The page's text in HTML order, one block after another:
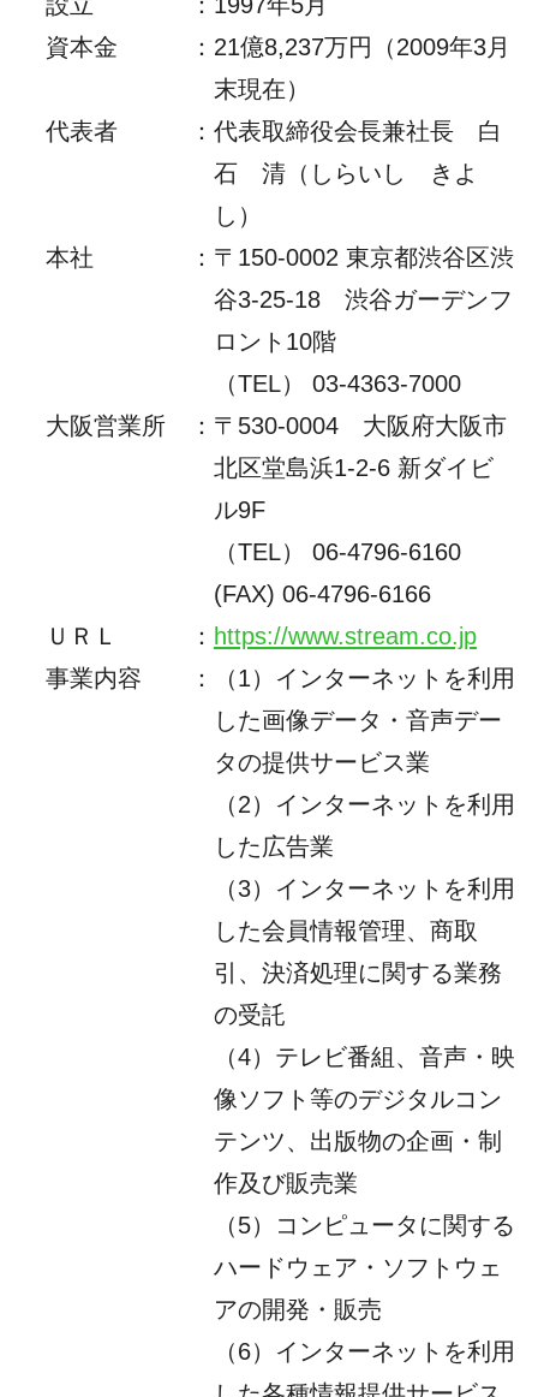
資本金
： 21億8,237万円（2009年3月
末現在）
代表者
： 代表取締役会長兼社長 白
石 清（しらいし きよ
し）
本社
： 〒150-0002 東京都渋谷区渋
谷3-25-18 渋谷ガーデンフ
ロント10階
（TEL） 03-4363-7000
大阪営業所
： 〒530-0004 大阪府大阪市
北区堂島浜1-2-6 新ダイビ
ル9F
（TEL） 06-4796-6160
(FAX) 06-4796-6166
ＵＲＬ
： https://www.stream.co.jp
事業内容
：
（1）インターネットを利用
した画像データ・音声デー
タの提供サービス業
（2）インターネットを利用
した広告業
（3）インターネットを利用
した会員情報管理、商取
引、決済処理に関する業務
の受託
（4）テレビ番組、音声・映
像ソフト等のデジタルコン
テンツ、出版物の企画・制
作及び販売業
（5）コンピュータに関する
ハードウェア・ソフトウェ
アの開発・販売
（6）インターネットを利用